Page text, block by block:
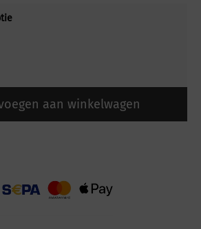
aan winkelwagen